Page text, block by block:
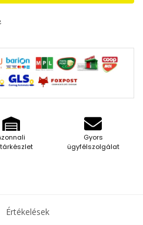
Gyors
ügyfélszolgálat
Értékelések